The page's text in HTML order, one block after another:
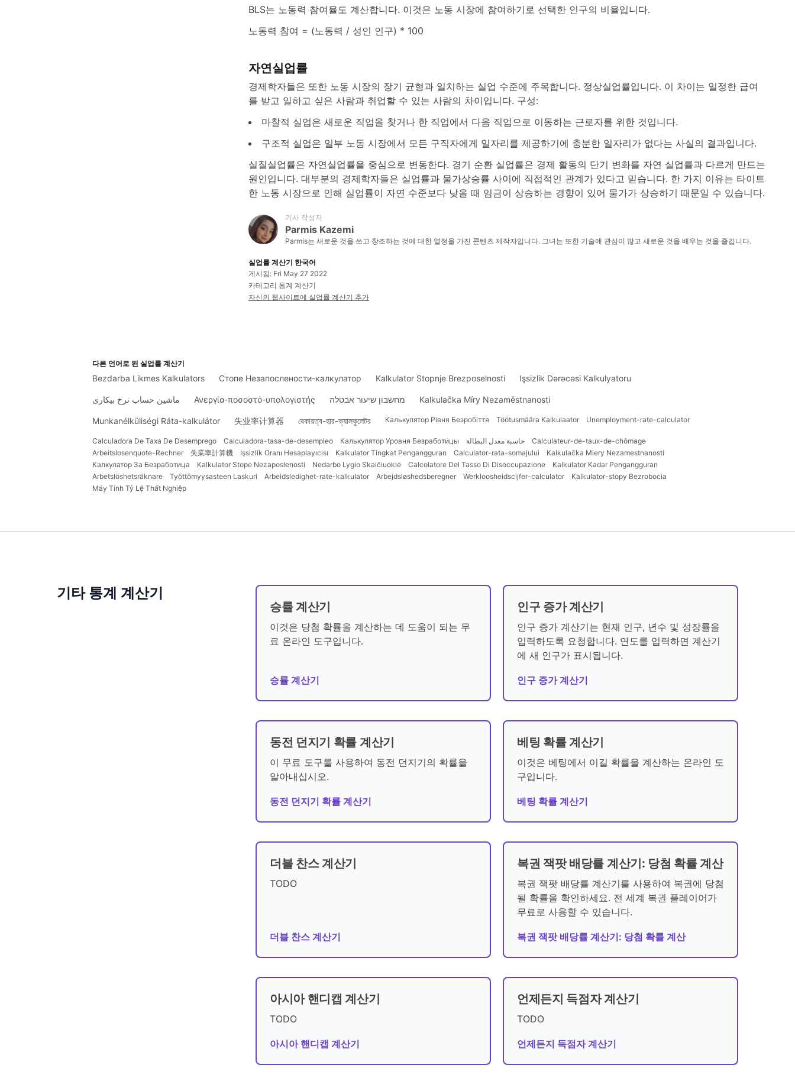
BLS는 노동력 참여율도 계산합니다. 이것은 노동 시장에 참여하기로 선택한 인구의 비율입니다.
노동력 참여 = (노동력 / 성인 인구) * 100
자연실업률
경제학자들은 또한 노동 시장의 장기 균형과 일치하는 실업 수준에 주목합니다. 정상실업률입니다. 이 차이는 일정한 급여
를 받고 일하고 싶은 사람과 취업할 수 있는 사람의 차이입니다. 구성:
마찰적 실업은 새로운 직업을 찾거나 한 직업에서 다음 직업으로 이동하는 근로자를 위한 것입니다.
구조적 실업은 일부 노동 시장에서 모든 구직자에게 일자리를 제공하기에 충분한 일자리가 없다는 사실의 결과입니다.
실질실업률은 자연실업률을 중심으로 변동한다. 경기 순환 실업률은 경제 활동의 단기 변화를 자연 실업률과 다르게 만드는
원인입니다. 대부분의 경제학자들은 실업률과 물가상승률 사이에 직접적인 관계가 있다고 믿습니다. 한 가지 이유는 타이트
한 노동 시장으로 인해 실업률이 자연 수준보다 낮을 때 임금이 상승하는 경향이 있어 물가가 상승하기 때문일 수 있습니다.
기사 작성자
Parmis Kazemi
Parmis는 새로운 것을 쓰고 창조하는 것에 대한 열정을 가진 콘텐츠 제작자입니다. 그녀는 또한 기술에 관심이 많고 새로운 것을 배우는 것을 즐깁니다.
실업률 계산기 한국어
게시됨: Fri May 27 2022
카테고리 통계 계산기
자신의 웹사이트에 실업률 계산기 추가
다른 언어로 된 실업률 계산기
Bezdarba Likmes Kalkulators Стопе Незапослености-калкулатор Kalkulator Stopnje Brezposelnosti Işsizlik Dərəcəsi Kalkulyatoru
ماشین حساب نرخ بیکاری Ανεργία-ποσοστό-υπολογιστής מחשבון שיעור אבטלה Kalkulačka Míry Nezaměstnanosti
Munkanélküliségi Ráta-kalkulátor 失业率计算器 বেকারত্ব-হার-ক্যালকুলেটর Калькулятор Рівня Безробіття Töötusmäära Kalkulaator Unemployment-rate-calculator
Calculadora De Taxa De Desemprego Calculadora-tasa-de-desempleo Калькулятор Уровня Безработицы حاسبة معدل البطالة
Calculateur-de-taux-de-chômage
Arbeitslosenquote-Rechner
失業率計算機 Işsizlik Oranı Hesaplayıcısı Kalkulator Tingkat Pengangguran Calculator-rata-somajului
Kalkulačka Miery Nezamestnanosti
Калкулатор За Безработица
Kalkulator Stope Nezaposlenosti Nedarbo Lygio Skaičiuoklė Calcolatore Del Tasso Di Disoccupazione
Kalkulator Kadar Pengangguran
Arbetslöshetsräknare
Työttömyysasteen Laskuri Arbeidsledighet-rate-kalkulator Arbejdsløshedsberegner Werkloosheidscijfer-calculator
Kalkulator-stopy Bezrobocia
Máy Tính Tỷ Lệ Thất Nghiệp
기타 통계 계산기
승률 계산기
이것은 당첨 확률을 계산하는 데 도움이 되는 무
료 온라인 도구입니다.
승률 계산기
인구 증가 계산기
인구 증가 계산기는 현재 인구, 년수 및 성장률을
입력하도록 요청합니다. 연도를 입력하면 계산기
에 새 인구가 표시됩니다.
인구 증가 계산기
동전 던지기 확률 계산기
이 무료 도구를 사용하여 동전 던지기의 확률을
알아내십시오.
동전 던지기 확률 계산기
베팅 확률 계산기
이것은 베팅에서 이길 확률을 계산하는 온라인 도
구입니다.
베팅 확률 계산기
더블 찬스 계산기
TODO
더블 찬스 계산기
복권 잭팟 배당률 계산기: 당첨 확률 계산
복권 잭팟 배당률 계산기를 사용하여 복권에 당첨
될 확률을 확인하세요. 전 세계 복권 플레이어가
무료로 사용할 수 있습니다.
복권 잭팟 배당률 계산기: 당첨 확률 계산
아시아 핸디캡 계산기
TODO
아시아 핸디캡 계산기
언제든지 득점자 계산기
TODO
언제든지 득점자 계산기